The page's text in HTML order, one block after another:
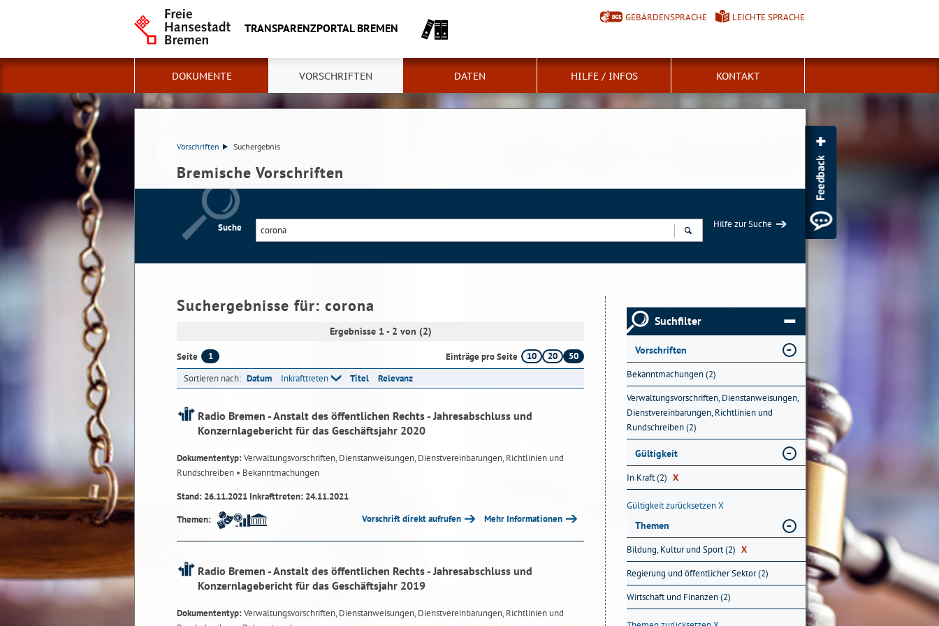
TRANSPARENZPORTAL BREMEN
GEBÄRDENSPRACHE LEICHTE SPRACHE
DOKUMENTE VORSCHRIFTEN DATEN HILFE / INFOS KONTAKT
Vorschriften Suchergebnis
Bremische Vorschriften
Suche
Hilfe zur Suche
Suchergebnisse für: corona
Ergebnisse 1 - 2 von (2)
Seite 1 Einträge pro Seite 10 20
50
Sortieren nach: Datum Inkrafttreten Titel Relevanz
Radio Bremen - Anstalt des öffentlichen Rechts - Jahresabschluss und
Konzernlagebericht für das Geschäftsjahr 2020
Dokumententyp:Verwaltungsvorschriften, Dienstanweisungen, Dienstvereinbarungen, Richtlinien und
Rundschreiben • Bekanntmachungen
Stand: 26.11.2021 Inkrafttreten: 24.11.2021
Themen:
Vorschrift direkt aufrufen Mehr Informationen
Radio Bremen - Anstalt des öffentlichen Rechts - Jahresabschluss und
Konzernlagebericht für das Geschäftsjahr 2019
Dokumententyp:Verwaltungsvorschriften, Dienstanweisungen, Dienstvereinbarungen, Richtlinien und
Suchfilter
Vorschriften
Bekanntmachungen (2)
Verwaltungsvorschriften, Dienstanweisungen,
Dienstvereinbarungen, Richtlinien und
Rundschreiben (2)
Gültigkeit
In Kraft (2) X
Gültigkeit zurücksetzenX
Themen
Bildung, Kultur und Sport (2) X
Regierung und öffentlicher Sektor (2)
Wirtschaft und Finanzen (2)